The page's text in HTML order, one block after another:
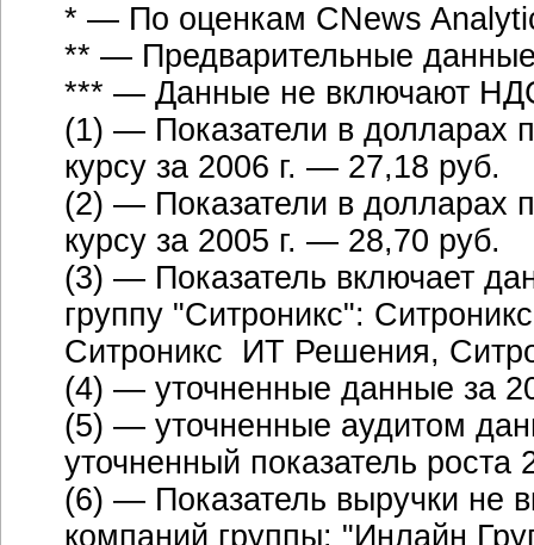
* — По оценкам CNews
** — Предварительные
*** — Данные не включают
(1) — Показатели в долларах
курсу за 2006 г. — 27,18 руб.
(2) — Показатели в долларах
курсу за 2005 г. — 28,70 руб.
(3) — Показатель включает
группу "Ситроникс":
Ситроникс ИТ Решения,
(4) — уточненные данные за
(5) — уточненные аудитом
уточненный показатель
(6) — Показатель выручки не
компаний группы: "Инлайн